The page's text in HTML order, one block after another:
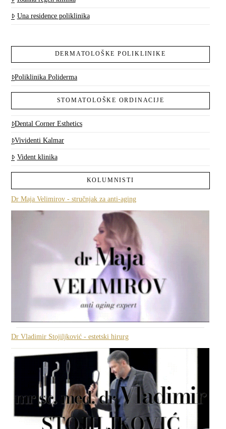
Una residence poliklinika
DERMATOLOŠKE POLIKLINIKE
Poliklinika Poliderma
STOMATOLOŠKE ORDINACIJE
Dental Corner Esthetics
Vividenti Kalmar
Vident klinika
KOLUMNISTI
Dr Maja Velimirov - stručnjak za anti-aging
Dr Vladimir Stojiljković - estetski hirurg